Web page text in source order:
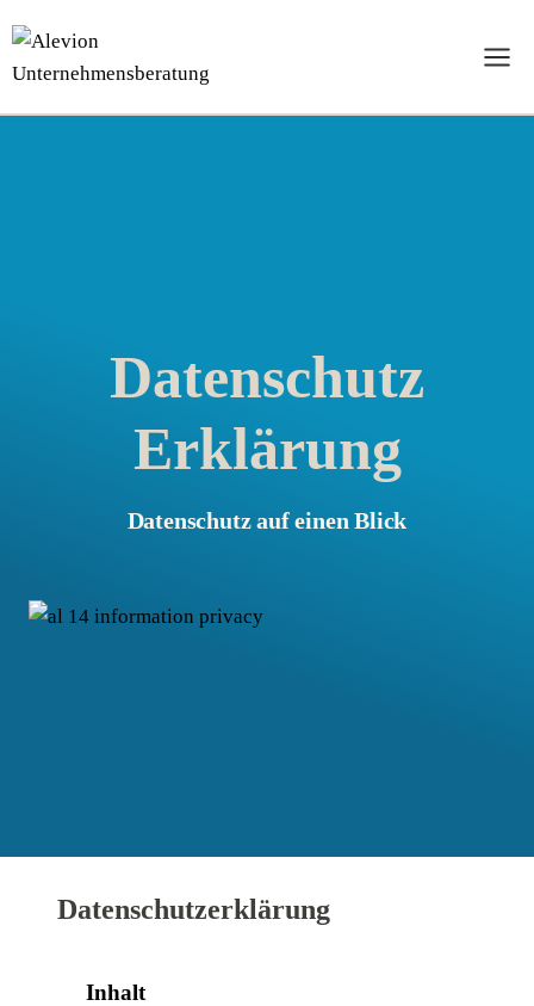
Inhalt
springen
Datenschutz
Erklärung
Datenschutz auf einen Blick
Datenschutzerklärung
Inhalt